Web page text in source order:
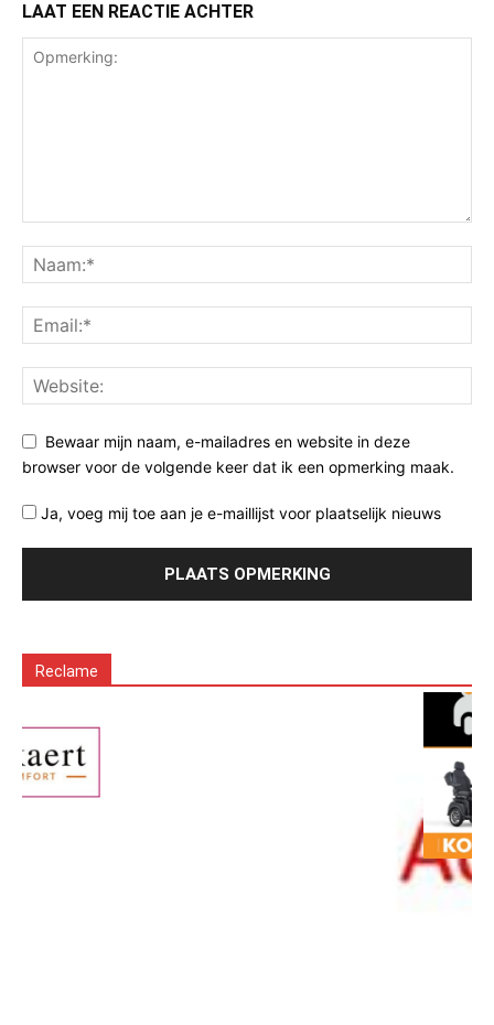
LAAT EEN REACTIE ACHTER
Bewaar mijn naam, e-mailadres en website in deze
browser voor de volgende keer dat ik een opmerking maak.
Ja, voeg mij toe aan je e-maillijst voor plaatselijk nieuws
Reclame